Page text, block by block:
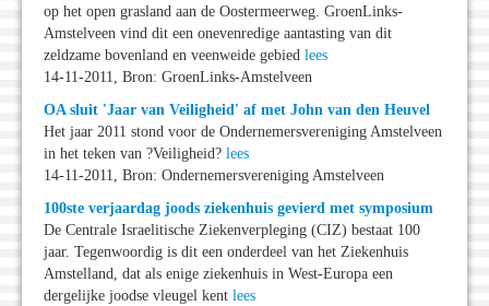
op het open grasland aan de Oostermeerweg. GroenLinks-
Amstelveen vind dit een onevenredige aantasting van dit
zeldzame bovenland en veenweide gebied lees
14-11-2011, Bron: GroenLinks-Amstelveen
OA sluit 'Jaar van Veiligheid' af met John van den Heuvel
Het jaar 2011 stond voor de Ondernemersvereniging Amstelveen
in het teken van ?Veiligheid? lees
14-11-2011, Bron: Ondernemersvereniging Amstelveen
100ste verjaardag joods ziekenhuis gevierd met symposium
De Centrale Israelitische Ziekenverpleging (CIZ) bestaat 100
jaar. Tegenwoordig is dit een onderdeel van het Ziekenhuis
Amstelland, dat als enige ziekenhuis in West-Europa een
dergelijke joodse vleugel kent lees